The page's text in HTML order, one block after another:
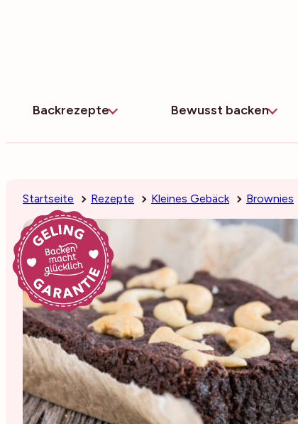
Backrezepte Bewusst backen
Startseite Rezepte Kleines Gebäck Brownies